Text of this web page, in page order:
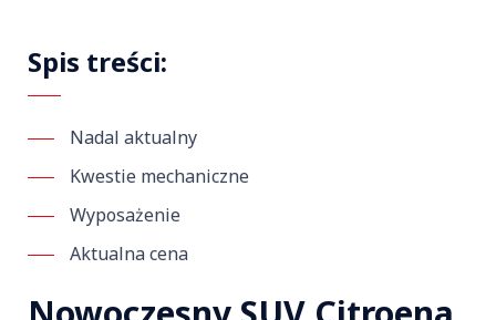
Spis treści:
Nadal aktualny
Kwestie mechaniczne
Wyposażenie
Aktualna cena